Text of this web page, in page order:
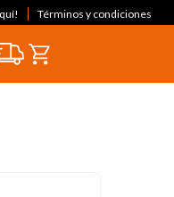
Términos y condiciones